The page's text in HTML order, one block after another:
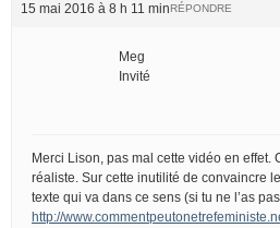
15 mai 2016 à 8 h 11 minRÉPONDRE
Meg
Invité
Merci Lison, pas mal cette vidéo en effet.
réaliste. Sur cette inutilité de convaincre
texte qui va dans ce sens (si tu ne l’as
http://